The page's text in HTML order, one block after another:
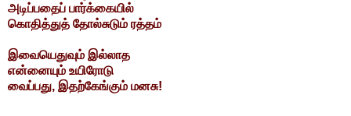
அடிப்பதைப் பார்க்கையில்
கொதித்துத் தோல்சுடும் ரத்தம்
இவையெதுவும் இல்லாத
என்னையும் உயிரோடு
வைப்பது, இதற்கேங்கும் மனசு!